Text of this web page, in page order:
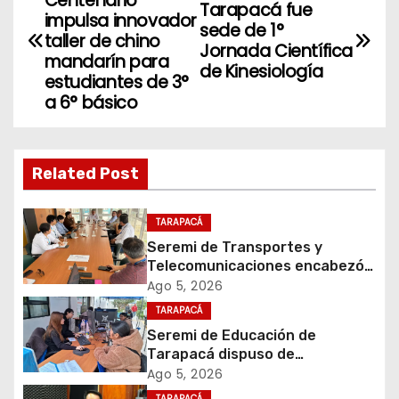
a
a
c
i
ó
n
d
Tarapacá fue
sede de 1°
Jornada Científica
de Kinesiología
impulsa innovador
taller de chino
mandarín para
estudiantes de 3°
a 6° básico
Related Post
TARAPACÁ
Seremi de Transportes y
Telecomunicaciones encabezó
primera mesa de coordinación
para el retiro de cables en
desuso en Iquique
Ago 5, 2026
TARAPACÁ
Seremi de Educación de
Tarapacá dispuso de
facilitadores para apoyar
proceso de Admisión Escolar
Ago 5, 2026